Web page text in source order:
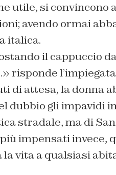
utile, si convincono
avendo ormai
italica.
il cappuccio
risponde
di attesa, la donna
dubbio gli impavidi
stradale, ma di
impensati invece,
vita a qualsiasi